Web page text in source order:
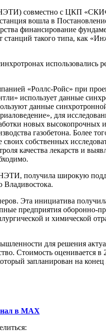
НЭТИ) совместно с ЦКП
вошла в
финансирование
такого типа, как
использовались
«Роллс-Ройс» при
использует данные
данные
для
новых высокопрочных
газобетона. Более
собственных
качества лекарств и
получила широкую
Владивостока.
Эта инициатива
предприятия оборонно-
и химической
для решения
Стоимость
запланирован на конец
в МАХ